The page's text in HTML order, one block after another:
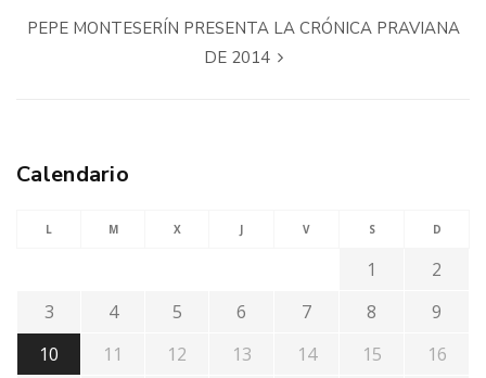
PEPE MONTESERÍN PRESENTA LA CRÓNICA PRAVIANA
DE 2014
Calendario
L M X J V S D
1
2
3
4 5 6 7 8
9
10
11 12 13 14 15
16